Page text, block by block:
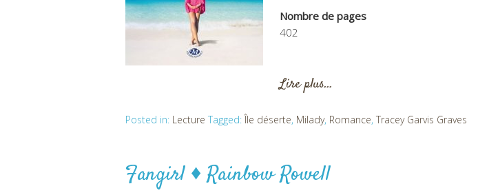
Nombre de pages
402
Lire plus…
Posted in: Lecture Tagged:Île déserte, Milady, Romance, Tracey Garvis Graves
Fangirl ♦ Rainbow Rowell